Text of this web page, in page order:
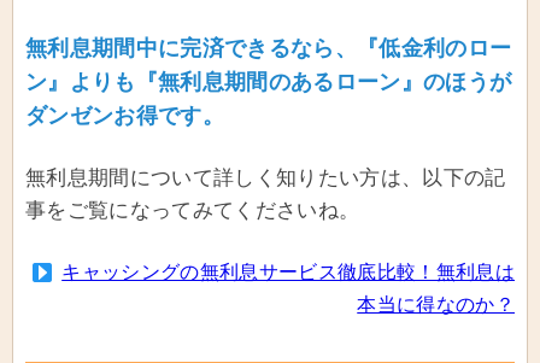
無利息期間中に完済できるなら、『低金利のロー
ン』よりも『無利息期間のあるローン』のほうが
ダンゼンお得です。
無利息期間について詳しく知りたい方は、以下の記
事をご覧になってみてくださいね。
キャッシングの無利息サービス徹底比較！無利息は
本当に得なのか？